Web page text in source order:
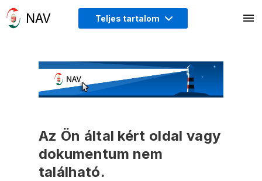
Teljes tartalom
Az Ön által kért oldal vagy
dokumentum nem
található.